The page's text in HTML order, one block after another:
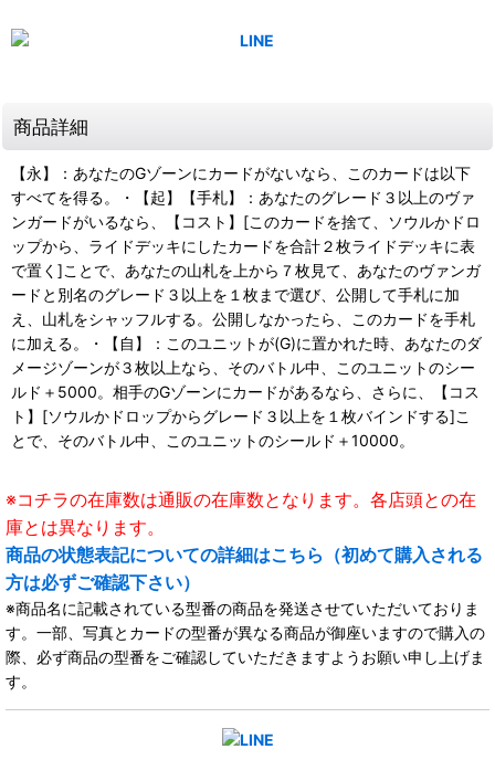
商品詳細
【永】：あなたのGゾーンにカードがないなら、このカードは以下
すべてを得る。・【起】【手札】：あなたのグレード３以上のヴァ
ンガードがいるなら、【コスト】[このカードを捨て、ソウルかドロ
ップから、ライドデッキにしたカードを合計２枚ライドデッキに表
で置く]ことで、あなたの山札を上から７枚見て、あなたのヴァンガ
ードと別名のグレード３以上を１枚まで選び、公開して手札に加
え、山札をシャッフルする。公開しなかったら、このカードを手札
に加える。・【自】：このユニットが(G)に置かれた時、あなたのダ
メージゾーンが３枚以上なら、そのバトル中、このユニットのシー
ルド＋5000。相手のGゾーンにカードがあるなら、さらに、【コス
ト】[ソウルかドロップからグレード３以上を１枚バインドする]こ
とで、そのバトル中、このユニットのシールド＋10000。
※コチラの在庫数は通販の在庫数となります。各店頭との在
庫とは異なります。
商品の状態表記についての詳細はこちら（初めて購入される
方は必ずご確認下さい）
※商品名に記載されている型番の商品を発送させていただいておりま
す。一部、写真とカードの型番が異なる商品が御座いますので購入の
際、必ず商品の型番をご確認していただきますようお願い申し上げま
す。